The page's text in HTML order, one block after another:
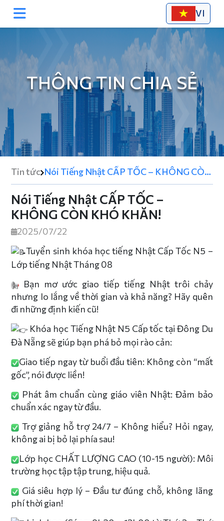
VI
THÔNG TIN CHIA SẺ
Tin tức Nói Tiếng Nhật CẤP TỐC – KHÔNG CÒN
KHÓ KHĂN!
Nói Tiếng Nhật CẤP TỐC –
KHÔNG CÒN KHÓ KHĂN!
2025/07/22
Tuyển sinh khóa học tiếng Nhật Cấp Tốc N5 –
Lớp tiếng Nhật Tháng 08
Bạn mơ ước giao tiếp tiếng Nhật trôi chảy
nhưng lo lắng về thời gian và khả năng? Hãy quên
đi những định kiến cũ!
Khóa học Tiếng Nhật N5 Cấp tốc tại Đông Du
Đà Nẵng sẽ giúp bạn phá bỏ mọi rào cản:
Giaotiếp ngay từ buổi đầu tiên: Không còn “mất
gốc”, nói được liền!
Phát âm chuẩn cùng giáo viên Nhật: Đảm bảo
chuẩn xác ngay từ đầu.
Trợ giảng hỗ trợ 24/7 – Không hiểu? Hỏi ngay,
không ai bị bỏ lại phía sau!
Lớp học CHẤT LƯỢNG CAO (10-15 người): Môi
trường học tập tập trung, hiệu quả.
Giá siêu hợp lý – Đầu tư đúng chỗ, không lãng
phí thời gian!